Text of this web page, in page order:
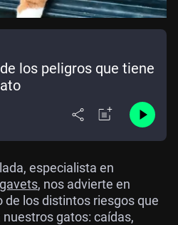
los peligros que tiene
especialista en
, nos advierte en
de los distintos riesgos que
gatos: caídas,